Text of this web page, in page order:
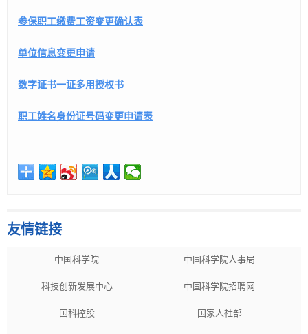
参保职工缴费工资变更确认表
单位信息变更申请
数字证书一证多用授权书
职工姓名身份证号码变更申请表
友情链接
中国科学院 中国科学院人事局
科技创新发展中心 中国科学院招聘网
国科控股 国家人社部